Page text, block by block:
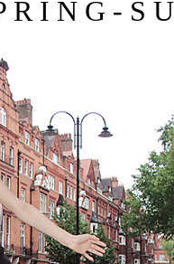
R I N G - S